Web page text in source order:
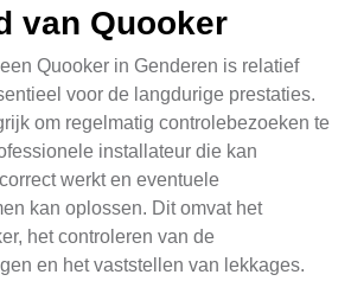
van Quooker
Quooker in Genderen is relatief
voor de langdurige prestaties.
om regelmatig controlebezoeken te
installateur die kan
werkt en eventuele
kan oplossen. Dit omvat het
het controleren van de
en het vaststellen van lekkages.